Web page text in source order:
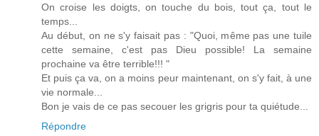
On croise les doigts, on touche du bois, tout ça, tout le
temps...
Au début, on ne s'y faisait pas : "Quoi, même pas une tuile
cette semaine, c'est pas Dieu possible! La semaine
prochaine va être terrible!!! "
Et puis ça va, on a moins peur maintenant, on s'y fait, à une
vie normale...
Bon je vais de ce pas secouer les grigris pour ta quiétude...
Répondre